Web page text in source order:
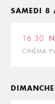
SAMEDI 8
16:30
CINÉMA